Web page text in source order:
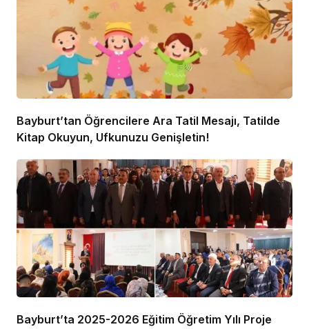
Bayburt’tan Öğrencilere Ara Tatil Mesajı, Tatilde
Kitap Okuyun, Ufkunuzu Genişletin!
Bayburt’ta 2025-2026 Eğitim Öğretim Yılı Proje